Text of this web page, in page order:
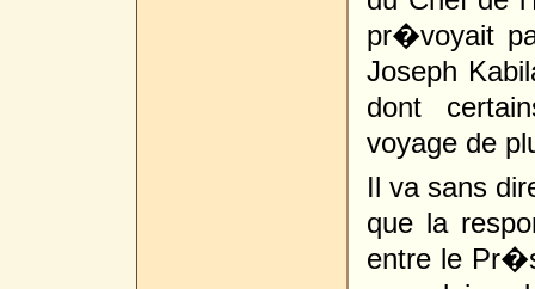
pr�voyait
Joseph
dont
voyage de
Il va sans
que la
entre le